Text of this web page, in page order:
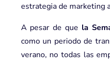
estrategia de marketing
A pesar de que la
como un periodo de
verano, no todas las